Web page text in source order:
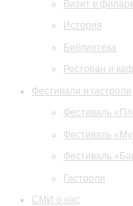
Визит в
История
Библиотека
Ресторан и
Фестивали и гастроли
Фестиваль
Фестиваль
Фестиваль
Гастроли
СМИ о нас